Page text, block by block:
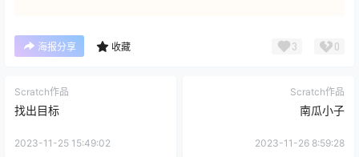
海报分享 收藏 3 0
Scratch作品
找出目标
2023-11-25 15:49:02
Scratch作品
南瓜小子
2023-11-26 8:59:28